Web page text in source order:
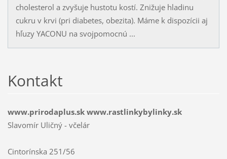
cholesterol a zvyšuje hustotu kostí. Znižuje hladinu
cukru v krvi (pri diabetes, obezita). Máme k dispozícii aj
hľuzy YACONU na svojpomocnú ...
Kontakt
www.prirodaplus.sk www.rastlinkybylinky.sk
Slavomír Uličný - včelár
Cintorínska 251/56